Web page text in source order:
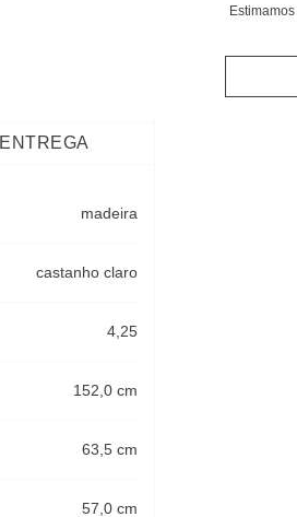
ENTREGA
madeira
castanho claro
4,25
152,0 cm
63,5 cm
57,0 cm